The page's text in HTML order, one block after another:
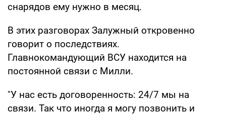
снарядов ему нужно в месяц.
В этих разговорах Залужный откровенно
говорит о последствиях.
Главнокомандующий ВСУ находится на
постоянной связи с Милли.
"У нас есть договоренность: 24/7 мы на
связи. Так что иногда я могу позвонить и